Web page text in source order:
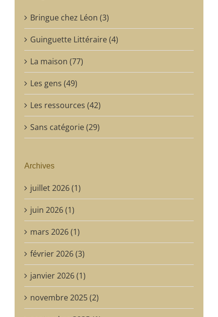
Bringue chez Léon (3)
Guinguette Littéraire (4)
La maison (77)
Les gens (49)
Les ressources (42)
Sans catégorie (29)
Archives
juillet 2026 (1)
juin 2026 (1)
mars 2026 (1)
février 2026 (3)
janvier 2026 (1)
novembre 2025 (2)